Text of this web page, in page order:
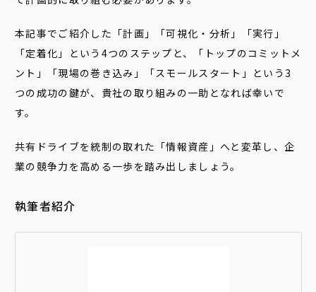
本記事でご紹介した「計画」「可視化・分析」「実行」
「定着化」という4つのステップと、「トップのコミットメ
ント」「現場の巻き込み」「スモールスタート」という3
つの成功の鍵が、貴社の取り組みの一助となれば幸いで
す。
共有ドライブを統制の取れた「情報資産」へと変革し、企
業の競争力を高める一歩を踏み出しましょう。
執筆者紹介